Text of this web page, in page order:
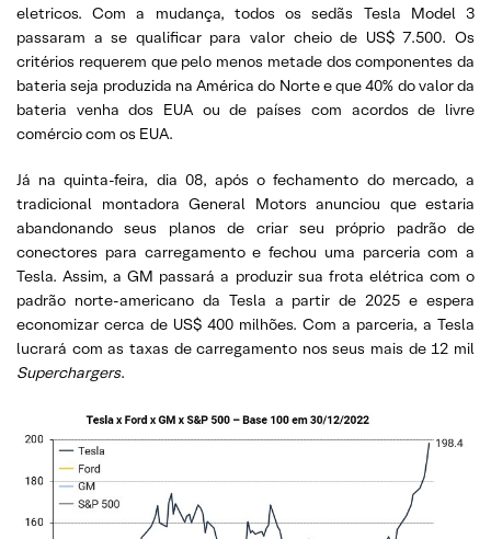
eletricos. Com a mudança, todos os sedãs Tesla Model 3
passaram a se qualificar para valor cheio de US$ 7.500. Os
critérios requerem que pelo menos metade dos componentes da
bateria seja produzida na América do Norte e que 40% do valor da
bateria venha dos EUA ou de países com acordos de livre
comércio com os EUA.
Já na quinta-feira, dia 08, após o fechamento do mercado, a
tradicional montadora General Motors anunciou que estaria
abandonando seus planos de criar seu próprio padrão de
conectores para carregamento e fechou uma parceria com a
Tesla. Assim, a GM passará a produzir sua frota elétrica com o
padrão norte-americano da Tesla a partir de 2025 e espera
economizar cerca de US$ 400 milhões. Com a parceria, a Tesla
lucrará com as taxas de carregamento nos seus mais de 12 mil
Superchargers.